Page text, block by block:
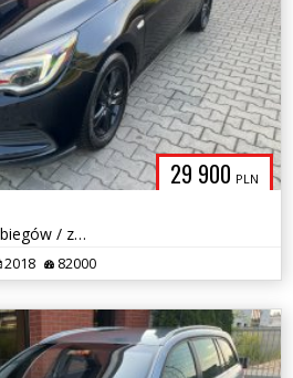
29 900 PLN
1.4 benzyna / 125 KM / 6 biegów / zarej w PL / zadbany / zamiana
2018 82000